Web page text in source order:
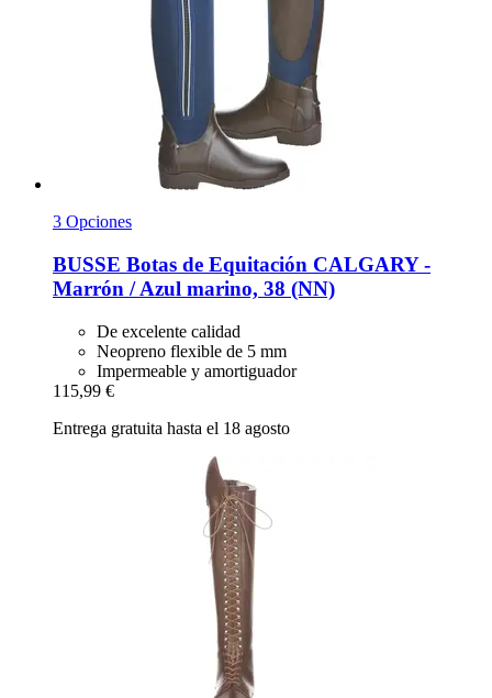
3 Opciones
BUSSE Botas de Equitación CALGARY -​
Marrón / Azul marino, 38 (NN)
De excelente calidad
Neopreno flexible de 5 mm
Impermeable y amortiguador
115,99 €
Entrega gratuita hasta el 18 agosto